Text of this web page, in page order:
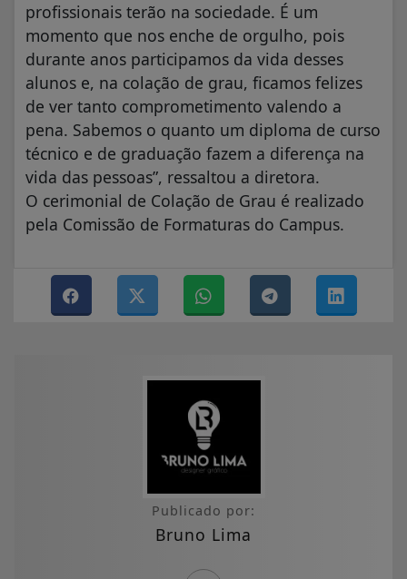
profissionais terão na sociedade. É um
momento que nos enche de orgulho, pois
durante anos participamos da vida desses
alunos e, na colação de grau, ficamos felizes
de ver tanto comprometimento valendo a
pena. Sabemos o quanto um diploma de curso
técnico e de graduação fazem a diferença na
vida das pessoas”, ressaltou a diretora.
O cerimonial de Colação de Grau é realizado
pela Comissão de Formaturas do Campus.
Publicado por:
Bruno Lima